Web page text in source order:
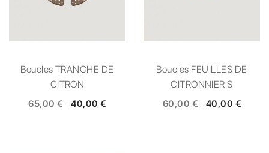
Boucles TRANCHE DE
CITRON
65,00 € 40,00 €
Boucles FEUILLES DE
CITRONNIER S
60,00 € 40,00 €